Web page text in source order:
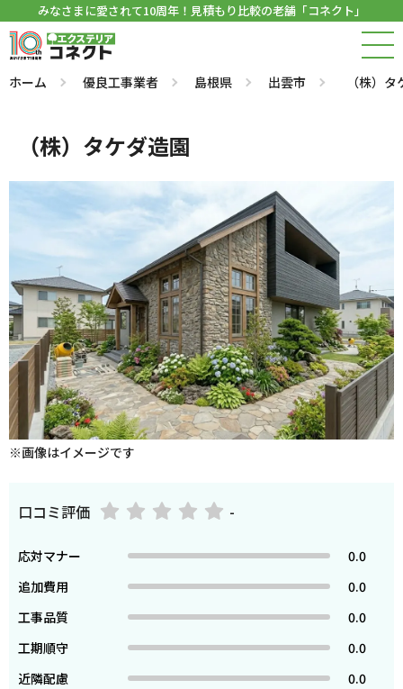
みなさまに愛されて10周年！見積もり比較の老舗「コネクト」
ホーム 優良工事業者 島根県 出雲市 （株）
（株）タケダ造園
※画像はイメージです
口コミ評価 -
応対マナー
0.0
追加費用
0.0
工事品質
0.0
工期順守
0.0
近隣配慮
0.0